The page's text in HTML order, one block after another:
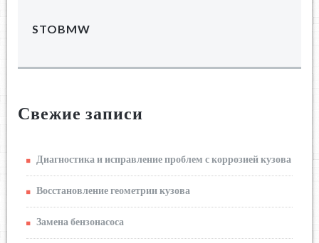
STOBMW
Свежие записи
Диагностика и исправление проблем с коррозией кузова
Восстановление геометрии кузова
Замена бензонасоса